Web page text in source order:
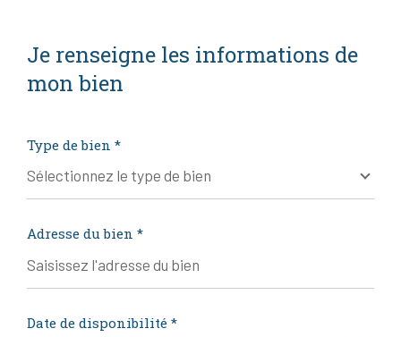
Les informations recueillies sur ce formulaire sont enregistrées dans un fichier informatisé
par La Boite Immo agissant comme Sous-traitant du traitement pour la gestion de la
Je renseigne les informations de
mon bien
Type de bien *
Sélectionnez le type de bien
Adresse du bien *
Date de disponibilité *